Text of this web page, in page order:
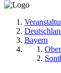
Bayern